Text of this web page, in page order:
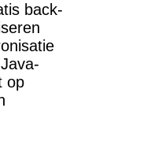
back-
op